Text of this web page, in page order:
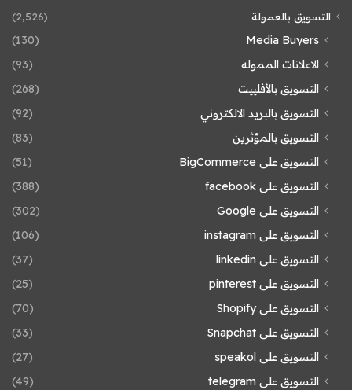
التسويق بالعمولة
(2٬526)
Media Buyers
(130)
الاعلانات المموله
(93)
التسويق بالأفلييت
(268)
التسويق بالبريد الالكتروني
(92)
التسويق بالمؤثرين
(83)
التسويق على BigCommerce
(51)
التسويق على facebook
(388)
التسويق على Google
(302)
التسويق على instagram
(106)
التسويق على linkedin
(37)
التسويق على pinterest
(25)
التسويق على Shopify
(70)
التسويق على Snapchat
(33)
التسويق على speakol
(27)
التسويق على telegram
(49)